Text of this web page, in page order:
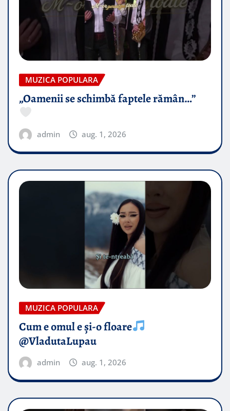
MUZICA POPULARA
„Oamenii se schimbă faptele rămân…”
admin aug. 1, 2026
MUZICA POPULARA
Cum e omul e și-o floare
@VladutaLupau
admin aug. 1, 2026